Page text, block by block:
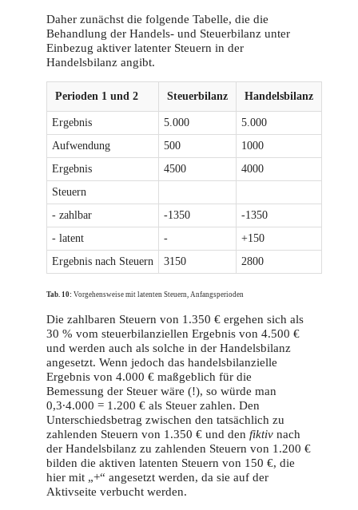
Daher zunächst die folgende Tabelle, die die
Behandlung der Handels- und Steuerbilanz unter
Einbezug aktiver latenter Steuern in der
Handelsbilanz angibt.
Perioden 1 und 2 Steuerbilanz Handelsbilanz
Ergebnis 5.000
5.000
Aufwendung
500
1000
Ergebnis
4500
4000
Steuern
- zahlbar
-1350
-1350
- latent
-
+150
Ergebnis nach Steuern
3150 2800
Tab. 10: Vorgehensweise mit latenten Steuern, Anfangsperioden
Die zahlbaren Steuern von 1.350 € ergehen sich als
30 % vom steuerbilanziellen Ergebnis von 4.500 €
und werden auch als solche in der Handelsbilanz
angesetzt. Wenn jedoch das handelsbilanzielle
Ergebnis von 4.000 € maßgeblich für die
Bemessung der Steuer wäre (!), so würde man
0,3∙4.000 = 1.200 € als Steuer zahlen. Den
Unterschiedsbetrag zwischen den tatsächlich zu
zahlenden Steuern von 1.350 € und den fiktiv nach
der Handelsbilanz zu zahlenden Steuern von 1.200 €
bilden die aktiven latenten Steuern von 150 €, die
hier mit „+“ angesetzt werden, da sie auf der
Aktivseite verbucht werden.